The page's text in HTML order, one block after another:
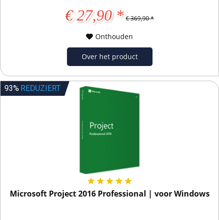
€ 27,90 * € 369,90 *
Onthouden
Over het product
93% REDUZIERT
Microsoft Project 2016 Professional | voor Windows